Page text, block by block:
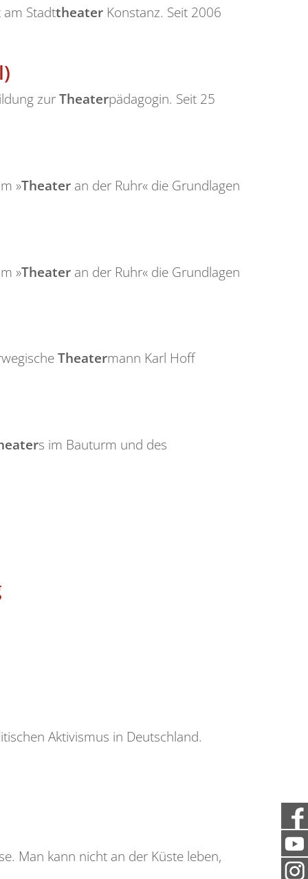
am Stadttheater Konstanz. Seit 2006
zurTheaterpädagogin. Seit 25
»Theater an der Ruhr« die Grundlagen
»Theater an der Ruhr« die Grundlagen
Theatermann Karl Hoff
s im Bauturm und des
Aktivismus in Deutschland.
Man kann nicht an der Küste leben,